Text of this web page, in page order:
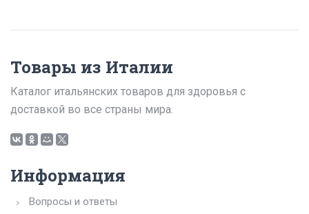
Товары из Италии
Каталог итальянских товаров для здоровья с
доставкой во все страны мира.
Информация
Вопросы и ответы